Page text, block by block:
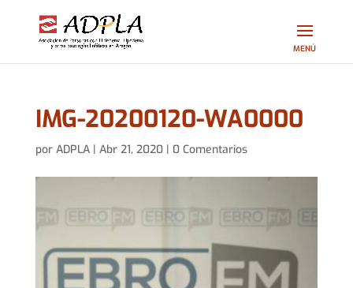
IMG-20200120-WA0000
por ADPLA| Abr 21, 2020| 0 Comentarios